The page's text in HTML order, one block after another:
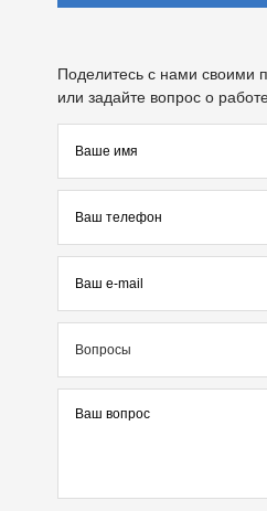
Поделитесь с нами своими
или задайте вопрос о
Вопросы